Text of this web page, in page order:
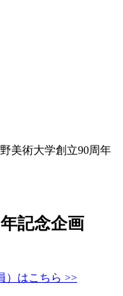
美術大学創立90周年
年記念企画
）はこちら >>